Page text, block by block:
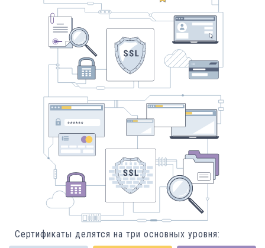
Сертификаты делятся на три основных уровня: